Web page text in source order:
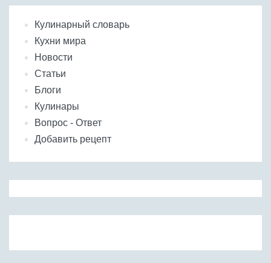
Кулинарный словарь
Кухни мира
Новости
Статьи
Блоги
Кулинары
Вопрос - Ответ
Добавить рецепт